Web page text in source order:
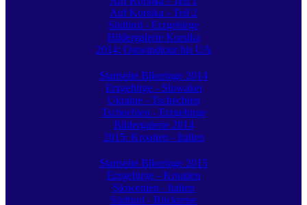
Auf Korsika - Teil 2
Südtirol - Erzgebirge
Bildergalerie Korsika
2014: Ostwindtour bis UA
Startseite Bikertage 2014
Erzgebirge - Slowakei
Ukraine - Tschechien
Tschechien - Erzgebirge
Bildergalerie 2014
2015: Kroatien - Italien
Startseite Bikertage 2015
Erzgebirge - Kroatien
Slowenien - Italien
Südtirol - Rückreise